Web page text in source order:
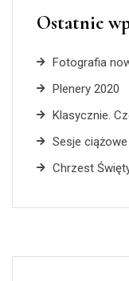
Ostatnie
Fotografia
Plenery 2020
Klasycznie.
Sesje ciążowe
Chrzest